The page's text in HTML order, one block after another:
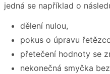
jedná se například o
dělení nulou,
pokus o úpravu
přetečení hodnoty se
nekonečná smyčka